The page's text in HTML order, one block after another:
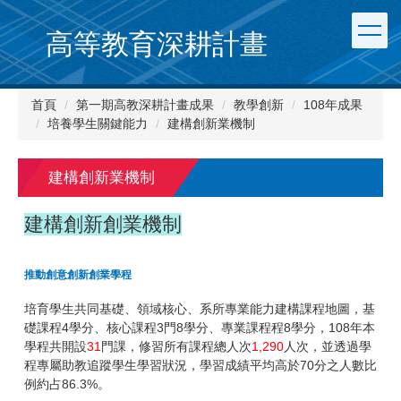
跳
到
主
要
內
高等教育深耕計畫
首頁 第一期高教深耕計畫成果 教學創新
108年成果
培養學生關鍵能力
建構創新業機制
建構創新業機制
建構創新創業機制
推動創意創新創業學程
培育學生共同基礎、領域核心、系所專業能力建構課程地圖，基
礎課程4學分、核心課程3 門8學分、專業課程程8學分， 108年本
學程共開設31 門課，修習所有課程總人次1,290人次，並透過學
程專屬助教追蹤學生學習狀況，學習成績平均高於70分之人數比
例約占86.3%。